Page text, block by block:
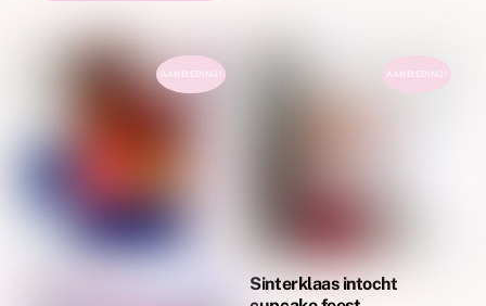
AANBIEDING! AANBIEDING!
Sinterklaas intocht